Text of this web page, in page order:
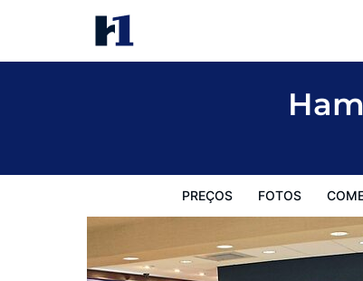
PREÇOS FOTOS
Hampton Inn Cape Girardeau I 55
Preços